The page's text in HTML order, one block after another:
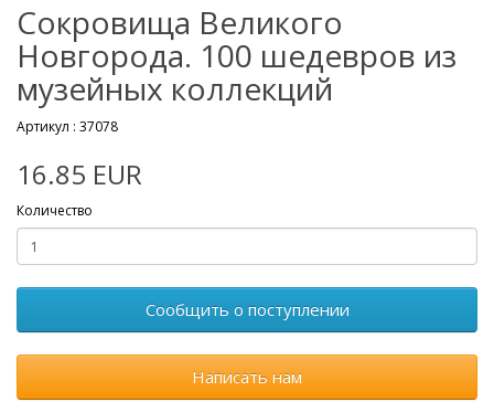
Сокровища Великого
Новгорода. 100 шедевров из
музейных коллекций
Артикул : 37078
16.85 EUR
Количество
Сообщить о поступлении
Написать нам